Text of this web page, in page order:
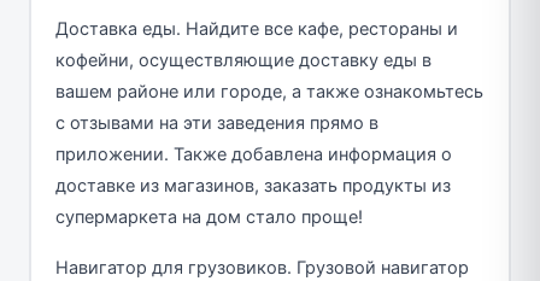
Доставка еды. Найдите все кафе, рестораны и
кофейни, осуществляющие доставку еды в
вашем районе или городе, а также ознакомьтесь
с отзывами на эти заведения прямо в
приложении. Также добавлена информация о
доставке из магазинов, заказать продукты из
супермаркета на дом стало проще!
Навигатор для грузовиков. Грузовой навигатор